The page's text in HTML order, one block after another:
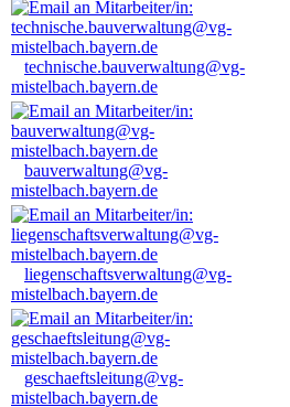
technische.bauverwaltung@vg-
mistelbach.bayern.de
bauverwaltung@vg-
mistelbach.bayern.de
liegenschaftsverwaltung@vg-
mistelbach.bayern.de
geschaeftsleitung@vg-
mistelbach.bayern.de